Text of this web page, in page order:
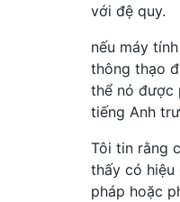
với đệ quy.
nếu máy
thông thạo
thể nó được
tiếng Anh
Tôi tin rằng
thấy có hiệu
pháp hoặc